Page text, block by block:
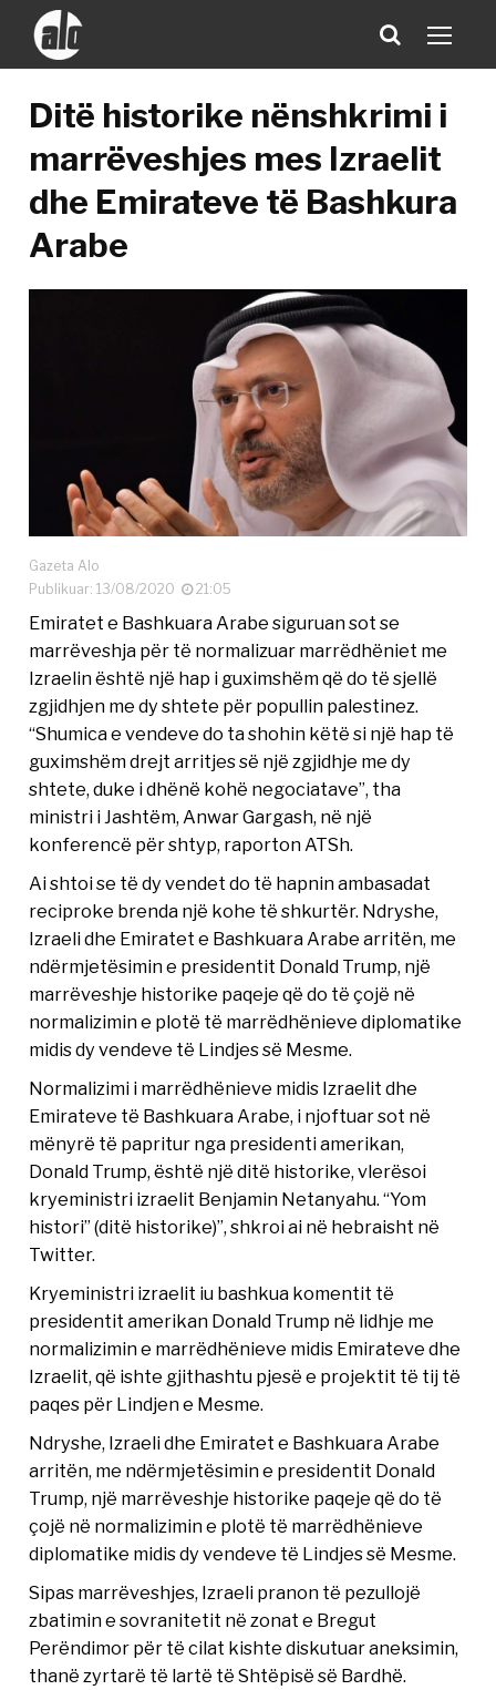
Ditë historike nënshkrimi i
marrëveshjes mes Izraelit
dhe Emirateve të Bashkura
Arabe
Gazeta Alo
Publikuar: 13/08/2020
21:05
Emiratet e Bashkuara Arabe siguruan sot se
marrëveshja për të normalizuar marrëdhëniet me
Izraelin është një hap i guximshëm që do të sjellë
zgjidhjen me dy shtete për popullin palestinez.
“Shumica e vendeve do ta shohin këtë si një hap të
guximshëm drejt arritjes së një zgjidhje me dy
shtete, duke i dhënë kohë negociatave”, tha
ministri i Jashtëm, Anwar Gargash, në një
konferencë për shtyp, raporton ATSh.
Ai shtoi se të dy vendet do të hapnin ambasadat
reciproke brenda një kohe të shkurtër. Ndryshe,
Izraeli dhe Emiratet e Bashkuara Arabe arritën, me
ndërmjetësimin e presidentit Donald Trump, një
marrëveshje historike paqeje që do të çojë në
normalizimin e plotë të marrëdhënieve diplomatike
midis dy vendeve të Lindjes së Mesme.
Normalizimi i marrëdhënieve midis Izraelit dhe
Emirateve të Bashkuara Arabe, i njoftuar sot në
mënyrë të papritur nga presidenti amerikan,
Donald Trump, është një ditë historike, vlerësoi
kryeministri izraelit Benjamin Netanyahu. “Yom
histori” (ditë historike)”, shkroi ai në hebraisht në
Twitter.
Kryeministri izraelit iu bashkua komentit të
presidentit amerikan Donald Trump në lidhje me
normalizimin e marrëdhënieve midis Emirateve dhe
Izraelit, që ishte gjithashtu pjesë e projektit të tij të
paqes për Lindjen e Mesme.
Ndryshe, Izraeli dhe Emiratet e Bashkuara Arabe
arritën, me ndërmjetësimin e presidentit Donald
Trump, një marrëveshje historike paqeje që do të
çojë në normalizimin e plotë të marrëdhënieve
diplomatike midis dy vendeve të Lindjes së Mesme.
Sipas marrëveshjes, Izraeli pranon të pezullojë
zbatimin e sovranitetit në zonat e Bregut
Perëndimor për të cilat kishte diskutuar aneksimin,
thanë zyrtarë të lartë të Shtëpisë së Bardhë.